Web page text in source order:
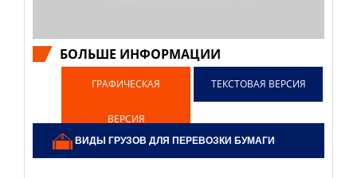
ВИДЕО ASSTRA
БОЛЬШЕ ИНФОРМАЦИИ
ГРАФИЧЕСКАЯ
ВЕРСИЯ
ТЕКСТОВАЯ ВЕРСИЯ
ВИДЫ ГРУЗОВ ДЛЯ ПЕРЕВОЗКИ БУМАГИ